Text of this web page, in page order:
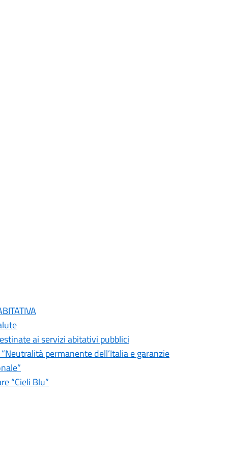
ai servizi abitativi pubblici
permanente dell’Italia e garanzie
“Cieli Blu”